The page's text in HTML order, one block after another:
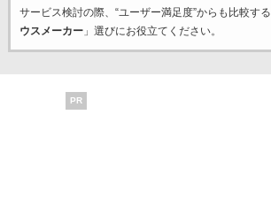
サービス検討の際、“ユーザー満足度”からも比較す
ウスメーカー」選びにお役立てください。
PR